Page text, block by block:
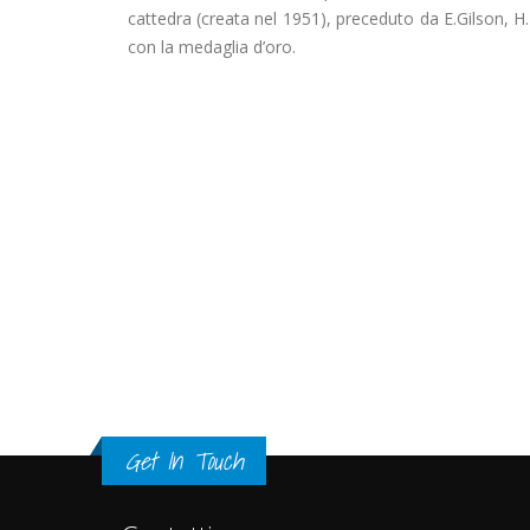
cattedra (creata nel 1951), preceduto da E.Gilson,
con la medaglia d’oro.
Get In Touch